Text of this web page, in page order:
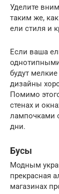
Уделите
таким же,
ели стиля и
Если ваша
будут
дизайны
Помимо
стенах и
лампочками
дни.
Бусы
Модным
прекрасная
магазинах